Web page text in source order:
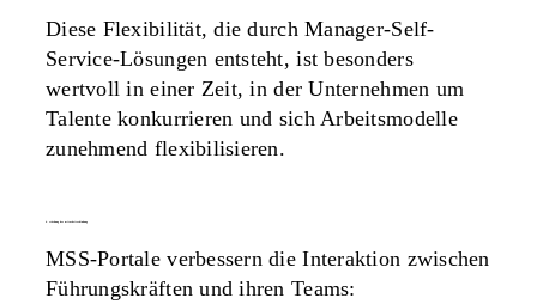
Diese Flexibilität, die durch Manager-Self-
Service-Lösungen entsteht, ist besonders
wertvoll in einer Zeit, in der Unternehmen um
Talente konkurrieren und sich Arbeitsmodelle
zunehmend flexibilisieren.
MSS-Portale verbessern die Interaktion zwischen
Führungskräften und ihren Teams: